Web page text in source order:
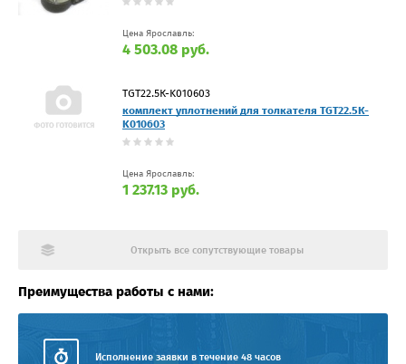
Цена Ярославль:
4 503.08 руб.
TGT22.5К-K010603
комплект уплотнений для толкателя TGT22.5К-
K010603
Цена Ярославль:
1 237.13 руб.
Открыть все сопутствующие товары
Преимущества работы с нами:
Исполнение заявки в течение 48 часов